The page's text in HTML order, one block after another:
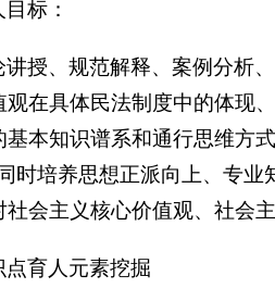
标：
讲授、规范解释、案例分析
观在具体民法制度中的体现
本知识谱系和通行思维方
时培养思想正派向上、专
社会主义核心价值观、社会
点育人元素挖掘